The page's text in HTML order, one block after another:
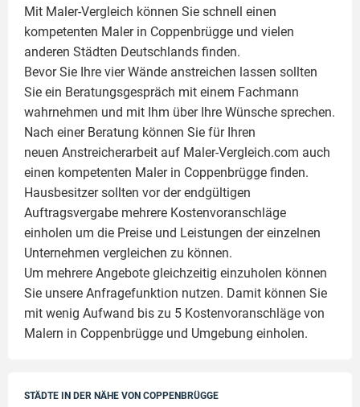
Mit Maler-Vergleich können Sie schnell einen
kompetenten Malerin Coppenbrügge und vielen
anderen Städten Deutschlands finden.
Bevor Sie Ihre vier Wände anstreichen lassen sollten
Sie ein Beratungsgespräch mit einem Fachmann
wahrnehmen und mit Ihm über Ihre Wünsche sprechen.
Nach einer Beratung können Sie für Ihren
neuen Anstreicherarbeit auf Maler-Vergleich.com auch
einen kompetenten Maler in Coppenbrügge finden.
Hausbesitzer sollten vor der endgültigen
Auftragsvergabe mehrere Kostenvoranschläge
einholen um die Preise und Leistungen der einzelnen
Unternehmen vergleichen zu können.
Um mehrere Angebote gleichzeitig einzuholen können
Sie unsere Anfragefunktion nutzen. Damit können Sie
mit wenig Aufwand bis zu 5 Kostenvoranschläge von
Malern in Coppenbrügge und Umgebung einholen.
STÄDTE IN DER NÄHE VON COPPENBRÜGGE